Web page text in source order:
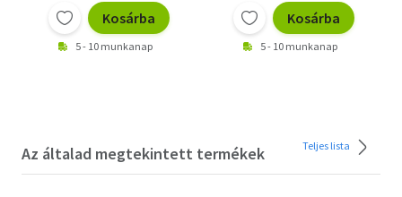
Kosárba
5 - 10 munkanap
Kosárba
5 - 10 munkanap
Az általad megtekintett termékek Teljes lista